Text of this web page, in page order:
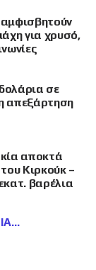
αμφισβητούν
για χρυσό,
σε
απεξάρτηση
αποκτά
Κιρκούκ –
βαρέλια